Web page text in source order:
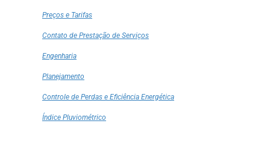
Preços e Tarifas
Contato de Prestação de Serviços
Engenharia
Planejamento
Controle de Perdas e Eficiência Energética
Índice Pluviométrico